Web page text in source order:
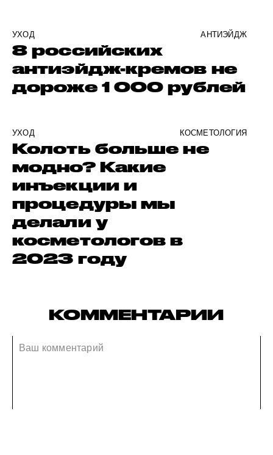
УХОД АНТИЭЙДЖ
8 российских
антиэйдж-кремов не
дороже 1 000 рублей
УХОД КОСМЕТОЛОГИЯ
Колоть больше не
модно? Какие
инъекции и
процедуры мы
делали у
косметологов в
2023 году
КОММЕНТАРИИ